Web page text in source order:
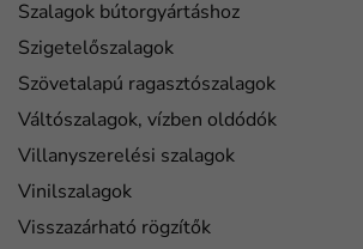
Szalagok bútorgyártáshoz
Szigetelőszalagok
Szövetalapú ragasztószalagok
Váltószalagok, vízben oldódók
Villanyszerelési szalagok
Vinilszalagok
Visszazárható rögzítők